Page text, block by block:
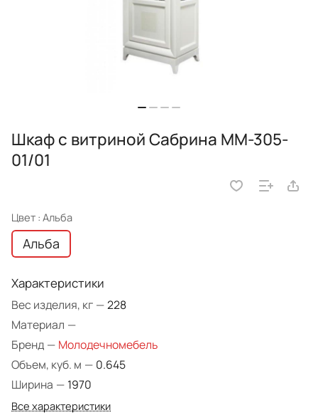
Шкаф с витриной Сабрина ММ-305-
01/01
Цвет : Альба
Альба
Характеристики
Вес изделия, кг —228
Материал —
Бренд — Молодечномебель
Объем, куб. м — 0.645
Ширина — 1970
Все характеристики